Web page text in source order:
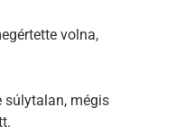
volna,
súlytalan, mégis